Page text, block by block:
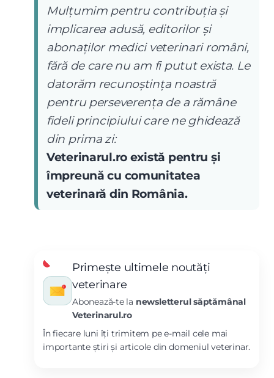
Mulțumim pentru contribuția și
implicarea adusă, editorilor și
abonaților medici veterinari români,
fără de care nu am fi putut exista. Le
datorăm recunoștința noastră
pentru perseverența de a rămâne
fideli principiului care ne ghidează
din prima zi:
Veterinarul.ro există pentru și
împreună cu comunitatea
veterinară din România.
Primește ultimele noutăți
veterinare
Abonează-te la newsletterul săptămânal
Veterinarul.ro
În fiecare luni îți trimitem pe e-mail cele mai
importante știri și articole din domeniul veterinar.